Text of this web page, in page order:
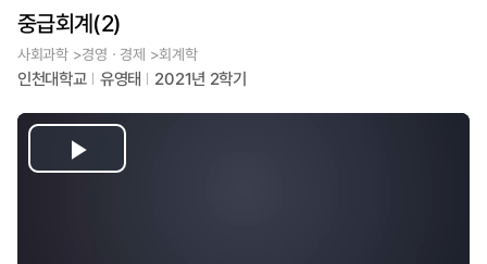
중급회계(2)
사회과학 >경영ㆍ경제 >회계학
인천대학교 유영태 2021년 2학기
Play